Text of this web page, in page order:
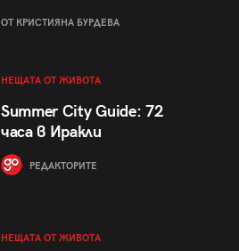
ОТ КРИСТИЯНА БУРДЕВА
НЕЩАТА ОТ ЖИВОТА
Summer City Guide: 72
часа в Иракли
РЕДАКТОРИТЕ
НЕЩАТА ОТ ЖИВОТА